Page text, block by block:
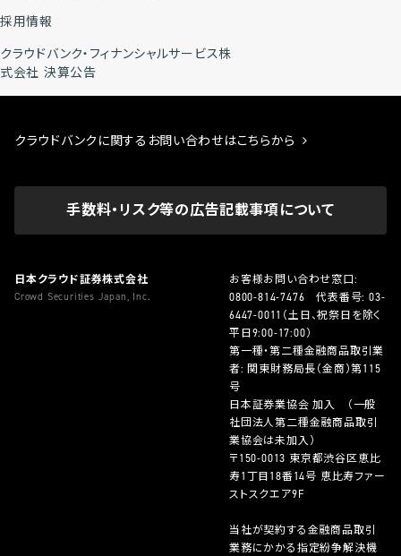
採用情報
クラウドバンク・フィナンシャルサービス株
式会社 決算公告
クラウドバンクに関するお問い合わせはこちらから
手数料・リスク等の広告記載事項について
日本クラウド証券株式会社
Crowd Securities Japan, Inc.
お客様お問い合わせ窓口:
0800-814-7476 代表番号:03-
6447-0011 （土日、祝祭日を除く
平日9:00-17:00）
第一種・第二種金融商品取引業
者: 関東財務局長（金商）第115
号
日本証券業協会 加入 （一般
社団法人第二種金融商品取引
業協会は未加入）
〒150-0013 東京都渋谷区恵比
寿1丁目18番14号 恵比寿ファー
ストスクエア9F
当社が契約する金融商品取引
業務にかかる指定紛争解決機